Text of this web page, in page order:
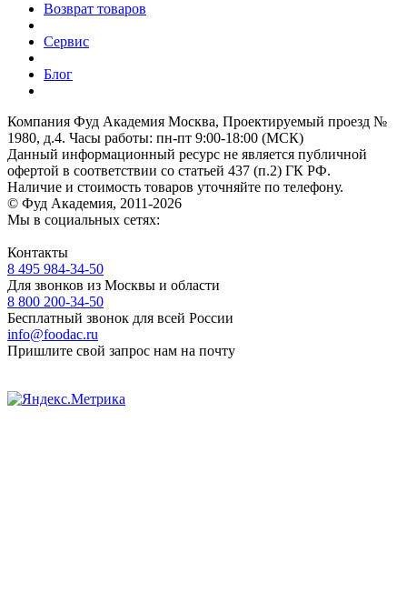
Возврат товаров
Сервис
Блог
Компания Фуд Академия Москва, Проектируемый проезд №
1980, д.4. Часы работы: пн-пт 9:00-18:00 (МСК)
Данный информационный ресурс не является публичной
офертой в соответствии со статьей 437 (п.2) ГК РФ.
Наличие и стоимость товаров уточняйте по телефону.
© Фуд Академия, 2011-2026
Мы в социальных сетях:
Контакты
8 495 984-34-50
Для звонков из Москвы и области
8 800 200-34-50
Бесплатный звонок для всей России
info@foodac.ru
Пришлите свой запрос нам на почту